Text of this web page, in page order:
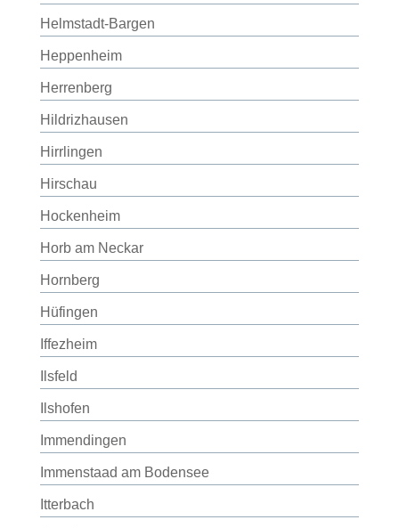
Helmstadt-Bargen
Heppenheim
Herrenberg
Hildrizhausen
Hirrlingen
Hirschau
Hockenheim
Horb am Neckar
Hornberg
Hüfingen
Iffezheim
Ilsfeld
Ilshofen
Immendingen
Immenstaad am Bodensee
Itterbach